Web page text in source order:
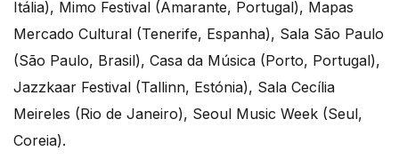
Itália), Mimo Festival (Amarante, Portugal), Mapas
Mercado Cultural (Tenerife, Espanha), Sala São Paulo
(São Paulo, Brasil), Casa da Música (Porto, Portugal),
Jazzkaar Festival (Tallinn, Estónia), Sala Cecília
Meireles (Rio de Janeiro), Seoul Music Week (Seul,
Coreia).